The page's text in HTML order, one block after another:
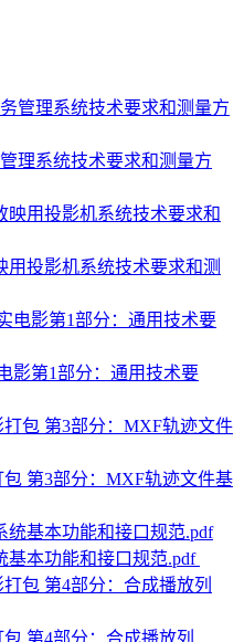
理系统技术要求和测量方
用投影机系统技术要求和测
影第1部分：通用技术要
第3部分：MXF轨迹文件基
基本功能和接口规范.pdf